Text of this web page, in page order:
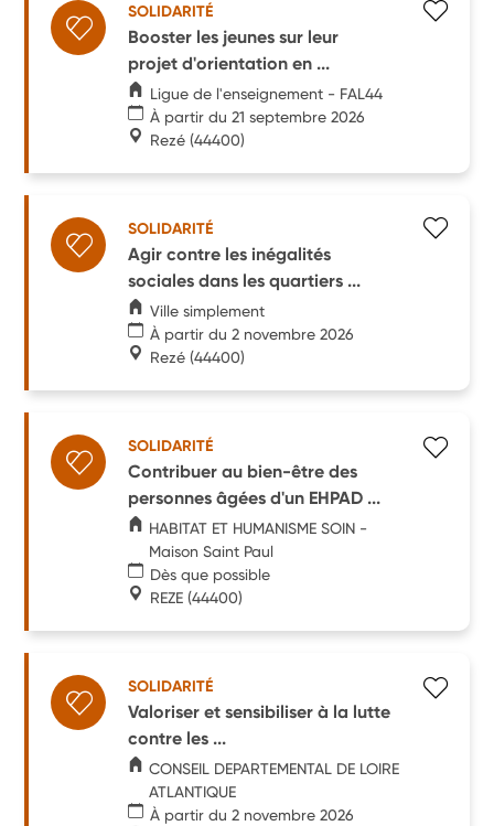
SOLIDARITÉ
Booster les jeunes sur leur
projet d'orientation en ...
Ligue de l'enseignement - FAL44
À partir du 21 septembre 2026
Rezé (44400)
SOLIDARITÉ
Agir contre les inégalités
sociales dans les quartiers ...
Ville simplement
À partir du 2 novembre 2026
Rezé (44400)
SOLIDARITÉ
Contribuer au bien-être des
personnes âgées d'un EHPAD ...
HABITAT ET HUMANISME SOIN -
Maison Saint Paul
Dès que possible
REZE (44400)
SOLIDARITÉ
Valoriser et sensibiliser à la lutte
contre les ...
CONSEIL DEPARTEMENTAL DE LOIRE
ATLANTIQUE
À partir du 2 novembre 2026